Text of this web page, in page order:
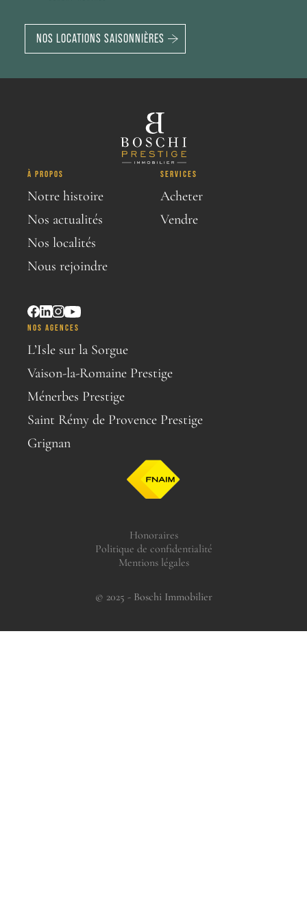
NOS LOCATIONS SAISONNIÈRES
À PROPOS
Notre histoire
Nos actualités
Nos localités
Nous rejoindre
SERVICES
Acheter
Vendre
NOS AGENCES
L’Isle sur la Sorgue
Vaison-la-Romaine Prestige
Ménerbes Prestige
Saint Rémy de Provence Prestige
Grignan
Honoraires
Politique de confidentialité
Mentions légales
© 2025 - Boschi Immobilier